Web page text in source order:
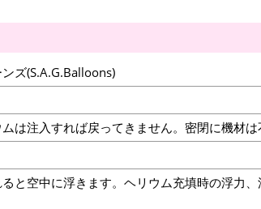
ズ(S.A.G.Balloons)
は注入すれば戻ってきません。密閉に機材は
と空中に浮きます。ヘリウム充填時の浮力